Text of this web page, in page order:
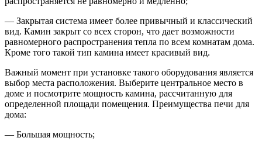
— Закрытая система имеет более привычный и классический
вид. Камин закрыт со всех сторон, что дает возможности
равномерного распространения тепла по всем комнатам дома.
Кроме того такой тип камина имеет красивый вид.
Важный момент при установке такого оборудования является
выбор места расположения. Выберите центральное место в
доме и посмотрите мощность камина, рассчитанную для
определенной площади помещения. Преимущества печи для
дома:
— Большая мощность;